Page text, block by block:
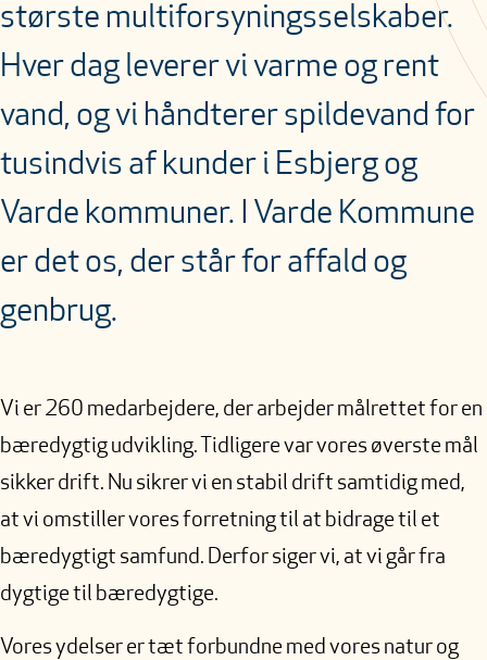
største multiforsyningsselskaber.
Hver dag leverer vi varme og rent
vand, og vi håndterer spildevand for
tusindvis af kunder i Esbjerg og
Varde kommuner. I Varde Kommune
er det os, der står for affald og
genbrug.
Vi er 260 medarbejdere, der arbejder målrettet for en
bæredygtig udvikling. Tidligere var vores øverste mål
sikker drift. Nu sikrer vi en stabil drift samtidig med,
at vi omstiller vores forretning til at bidrage til et
bæredygtigt samfund. Derfor siger vi, at vi går fra
dygtige til bæredygtige.
Vores ydelser er tæt forbundne med vores natur og